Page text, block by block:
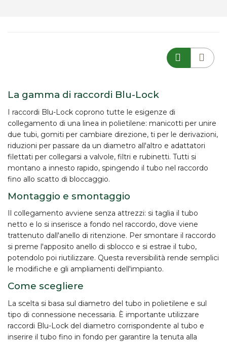
La gamma di raccordi Blu-Lock
I raccordi Blu-Lock coprono tutte le esigenze di
collegamento di una linea in polietilene: manicotti per unire
due tubi, gomiti per cambiare direzione, ti per le derivazioni,
riduzioni per passare da un diametro all'altro e adattatori
filettati per collegarsi a valvole, filtri e rubinetti. Tutti si
montano a innesto rapido, spingendo il tubo nel raccordo
fino allo scatto di bloccaggio.
Montaggio e smontaggio
Il collegamento avviene senza attrezzi: si taglia il tubo
netto e lo si inserisce a fondo nel raccordo, dove viene
trattenuto dall'anello di ritenzione. Per smontare il raccordo
si preme l'apposito anello di sblocco e si estrae il tubo,
potendolo poi riutilizzare. Questa reversibilità rende semplici
le modifiche e gli ampliamenti dell'impianto.
Come scegliere
La scelta si basa sul diametro del tubo in polietilene e sul
tipo di connessione necessaria. È importante utilizzare
raccordi Blu-Lock del diametro corrispondente al tubo e
inserire il tubo fino in fondo per garantire la tenuta alla